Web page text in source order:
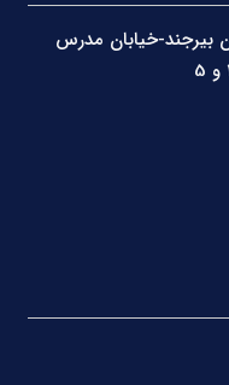
بیرجند-خیابان مدرس